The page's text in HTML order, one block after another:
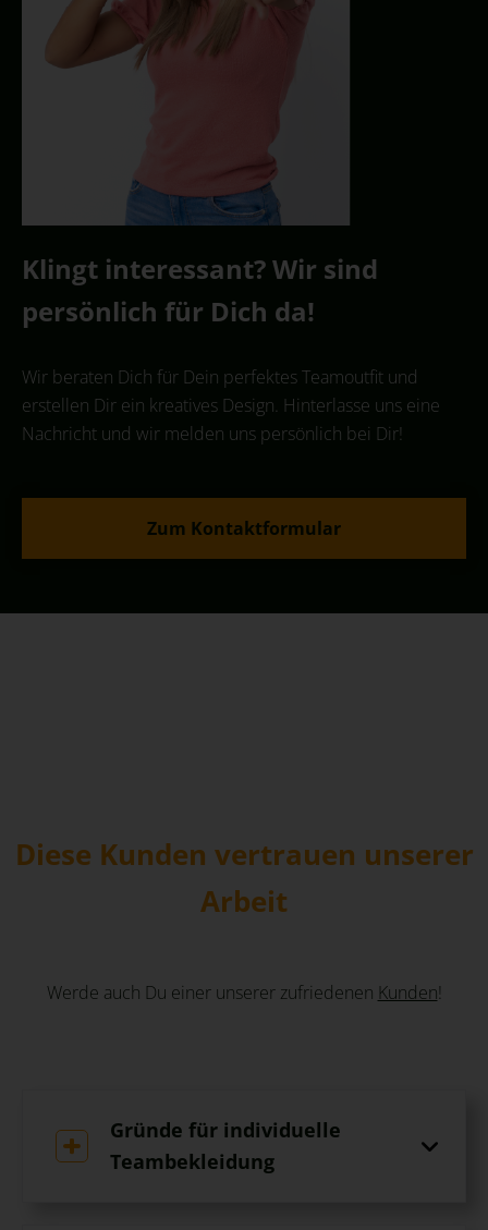
Klingt interessant? Wir sind
persönlich für Dich da!
Wir beraten Dich für Dein perfektes Teamoutfit und
erstellen Dir ein kreatives Design. Hinterlasse uns eine
Nachricht und wir melden uns persönlich bei Dir!
Zum Kontaktformular
Diese Kunden vertrauen unserer
Arbeit
Werde auch Du einer unserer zufriedenen Kunden!
Gründe für individuelle
Teambekleidung